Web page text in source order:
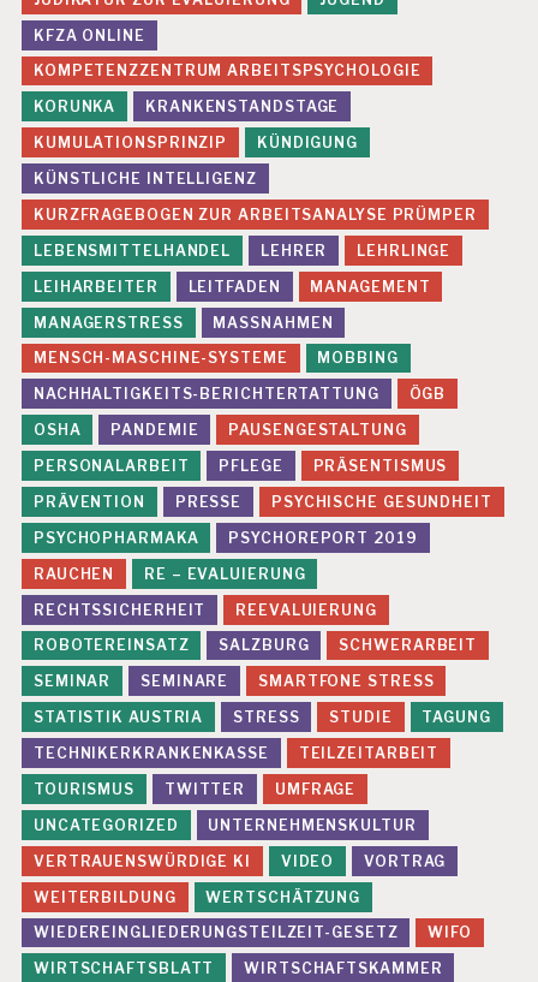
KFZA ONLINE
KOMPETENZZENTRUM ARBEITSPSYCHOLOGIE
KORUNKA
KRANKENSTANDSTAGE
KUMULATIONSPRINZIP
KÜNDIGUNG
KÜNSTLICHE INTELLIGENZ
KURZFRAGEBOGEN ZUR ARBEITSANALYSE PRÜMPER
LEBENSMITTELHANDEL
LEHRER
LEHRLINGE
LEIHARBEITER
LEITFADEN
MANAGEMENT
MANAGERSTRESS
MASSNAHMEN
MENSCH-MASCHINE-SYSTEME
MOBBING
NACHHALTIGKEITS-BERICHTERTATTUNG
ÖGB
OSHA
PANDEMIE
PAUSENGESTALTUNG
PERSONALARBEIT
PFLEGE
PRÄSENTISMUS
PRÄVENTION
PRESSE
PSYCHISCHE GESUNDHEIT
PSYCHOPHARMAKA
PSYCHOREPORT 2019
RAUCHEN
RE – EVALUIERUNG
RECHTSSICHERHEIT
REEVALUIERUNG
ROBOTEREINSATZ
SALZBURG
SCHWERARBEIT
SEMINAR
SEMINARE
SMARTFONE STRESS
STATISTIK AUSTRIA
STRESS STUDIE
TAGUNG
TECHNIKERKRANKENKASSE
TEILZEITARBEIT
TOURISMUS
TWITTER
UMFRAGE
UNCATEGORIZED
UNTERNEHMENSKULTUR
VERTRAUENSWÜRDIGE KI
VIDEO
VORTRAG
WEITERBILDUNG
WERTSCHÄTZUNG
WIEDEREINGLIEDERUNGSTEILZEIT-GESETZ
WIFO
WIRTSCHAFTSBLATT
WIRTSCHAFTSKAMMER